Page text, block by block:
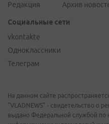
Редакция
Архив
Социальные сети
vkontakte
Одноклассники
Телеграм
На данном сайте
"VLADNEWS" - свидетельство о
выдано Федеральной службой по